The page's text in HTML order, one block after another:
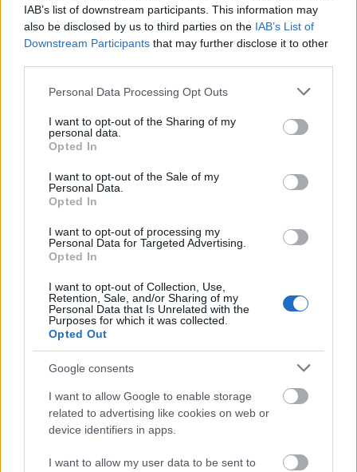
IAB’s list of downstream participants. This information may
also be disclosed by us to third parties on the IAB’s List of
Downstream Participants that may further disclose it to other
Please note that this website/app uses one or more Google
not limited to your visit or usage behaviour. You may click to
grant or deny consent to Google and its third-party tags to
use your data for below specified purposes in below Google
consent section.
Personal Data Processing Opt Outs
I want to opt-out of the Sharing of my
personal data.
Opted In
I want to opt-out of the Sale of my
Personal Data.
Opted In
I want to opt-out of processing my
Personal Data for Targeted Advertising.
Opted In
I want to opt-out of Collection, Use,
Retention, Sale, and/or Sharing of my
Personal Data that Is Unrelated with the
Purposes for which it was collected.
Opted Out
Google consents
I want to allow Google to enable storage
related to advertising like cookies on web or
device identifiers in apps.
I want to allow my user data to be sent to